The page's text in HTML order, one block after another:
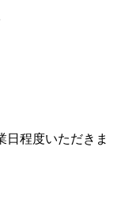
日程度いただきま